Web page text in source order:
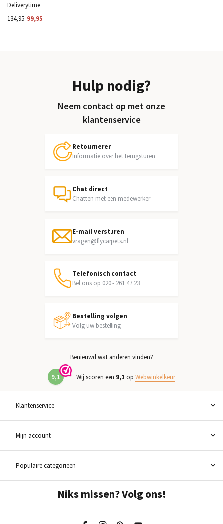
Deliverytime
134,95 99,95
Hulp nodig?
Neem contact op met onze
klantenservice
Retourneren
Informatie over het terugsturen
Chat direct
Chatten met een medewerker
E-mail versturen
vragen@flycarpets.nl
Telefonisch contact
Bel ons op 020 - 261 47 23
Bestelling volgen
Volg uw bestelling
Benieuwd wat anderen vinden?
9,1 Wij scoren een 9,1 op Webwinkelkeur
Klantenservice
Mijn account
Populaire categorieën
Niks missen? Volg ons!